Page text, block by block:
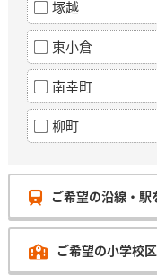
塚越
東小倉
南幸町
柳町
ご希望の沿線・駅
ご希望の小学校